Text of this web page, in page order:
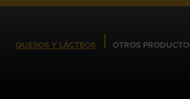
QUESOS Y LÁCTEOS OTROS